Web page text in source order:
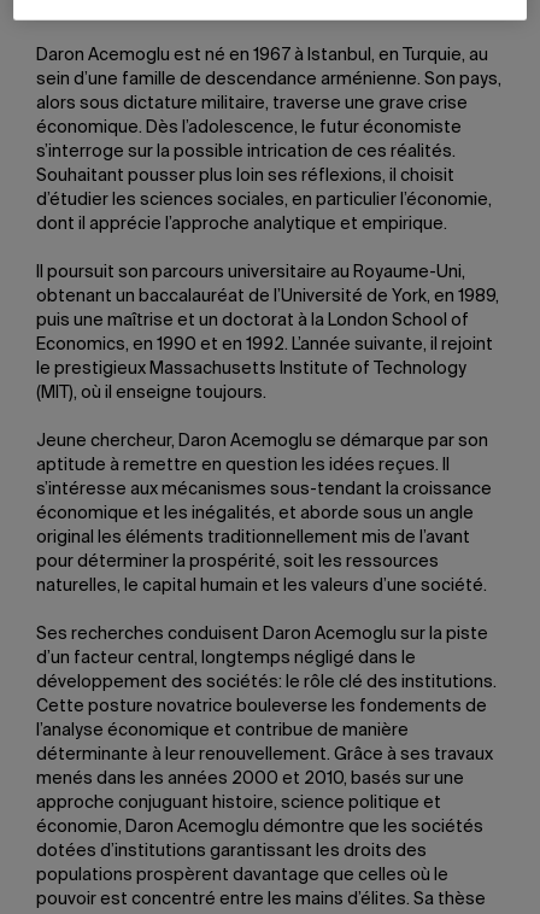
Daron Acemoglu est né en 1967 à Istanbul, en Turquie, au
sein d’une famille de descendance arménienne. Son pays,
alors sous dictature militaire, traverse une grave crise
économique. Dès l’adolescence, le futur économiste
s’interroge sur la possible intrication de ces réalités.
Souhaitant pousser plus loin ses réflexions, il choisit
d’étudier les sciences sociales, en particulier l’économie,
dont il apprécie l’approche analytique et empirique.
Il poursuit son parcours universitaire au Royaume-Uni,
obtenant un baccalauréat de l’Université de York, en 1989,
puis une maîtrise et un doctorat à la London School of
Economics, en 1990 et en 1992. L’année suivante, il rejoint
le prestigieux Massachusetts Institute of Technology
(MIT), où il enseigne toujours.
Jeune chercheur, Daron Acemoglu se démarque par son
aptitude à remettre en question les idées reçues. Il
s’intéresse aux mécanismes sous-tendant la croissance
économique et les inégalités, et aborde sous un angle
original les éléments traditionnellement mis de l’avant
pour déterminer la prospérité, soit les ressources
naturelles, le capital humain et les valeurs d’une société.
Ses recherches conduisent Daron Acemoglu sur la piste
d’un facteur central, longtemps négligé dans le
développement des sociétés: le rôle clé des institutions.
Cette posture novatrice bouleverse les fondements de
l’analyse économique et contribue de manière
déterminante à leur renouvellement. Grâce à ses travaux
menés dans les années 2000 et 2010, basés sur une
approche conjuguant histoire, science politique et
économie, Daron Acemoglu démontre que les sociétés
dotées d’institutions garantissant les droits des
populations prospèrent davantage que celles où le
pouvoir est concentré entre les mains d’élites. Sa thèse